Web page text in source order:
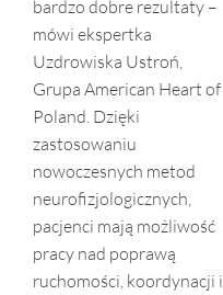
bardzo dobre rezultaty –
mówi ekspertka
Uzdrowiska Ustroń,
Grupa American Heart of
Poland. Dzięki
zastosowaniu
nowoczesnych metod
neurofizjologicznych,
pacjenci mają możliwość
pracy nad poprawą
ruchomości, koordynacji i